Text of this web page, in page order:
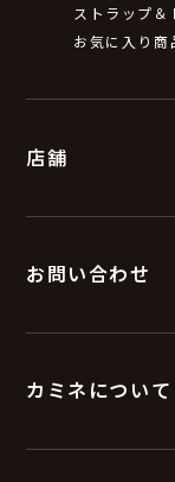
ストラップ＆
お気に入り商
店舗
お問い合わせ
カミネについて